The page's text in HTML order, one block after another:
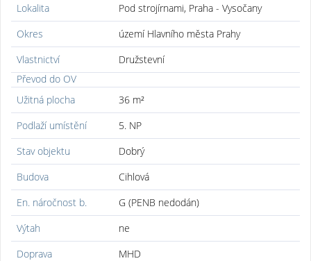
Lokalita
Pod strojírnami, Praha - Vysočany
Okres
území Hlavního města Prahy
Vlastnictví
Družstevní
Převod do OV
Užitná plocha
36 m²
Podlaží umístění
5. NP
Stav objektu
Dobrý
Budova
Cihlová
En. náročnost b.
G (PENB nedodán)
Výtah
ne
Doprava
MHD